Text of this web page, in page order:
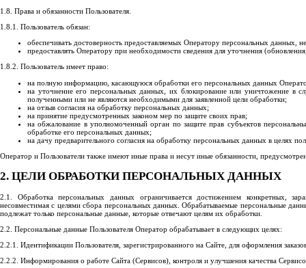
1.8. Права и обязанности Пользователя.
1.8.1. Пользователь обязан:
обеспечивать достоверность предоставляемых Оператору персональных
предоставлять Оператору при необходимости сведения для уточнения
1.8.2. Пользователь имеет право:
на полную информацию, касающуюся обработки его персональных данных
на уточнение его персональных данных, их блокирование или уничтожение в
полученными или не являются необходимыми для заявленной цели обработки;
на отзыв согласия на обработку персональных данных;
на принятие предусмотренных законом мер по защите своих прав;
на обжалование в уполномоченный орган по защите прав субъектов
обработке его персональных данных;
на дачу предварительного согласия на обработку персональных данных в целях
Оператор и Пользователи также имеют иные права и несут иные обязанности,
2. ЦЕЛИ ОБРАБОТКИ ПЕРСОНАЛЬНЫХ ДАННЫХ
2.1. Обработка персональных данных ограничивается достижением конкретных,
несовместимая с целями сбора персональных данных. Обрабатываемые персональные
подлежат только персональные данные, которые отвечают целям их обработки.
2.2. Персональные данные Пользователя Оператор обрабатывает в следующих целях:
2.2.1. Идентификации Пользователя, зарегистрированного на Сайте, для оформления
2.2.2. Информирования о работе Сайта (Сервисов), контроля и улучшения качества